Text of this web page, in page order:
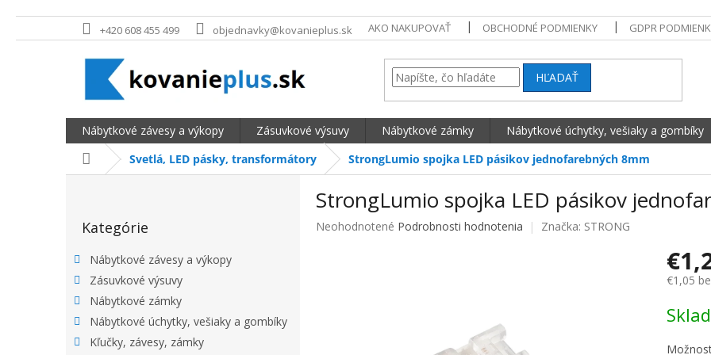
Prejsť na obsah +420 608 455 499 objednavky@kovanieplus.sk AKO NAKUPOVAŤ OBCHODNÉ PODMIENKY GDPR
HĽADAŤ
Nábytkové závesy a výkopy Zásuvkové výsuvy Nábytkové zámky Nábytkové úchytky, vešiaky a gombíky
DomovSvetlá, LED pásky, transformátory StrongLumio spojka LED pásikov jednofarebných 8mm
BOČNÝ PANEL
Kategórie
Nábytkové závesy a výkopy
Zásuvkové výsuvy
Nábytkové zámky
Nábytkové úchytky, vešiaky a gombíky
Kľučky, závesy, zámky
StrongLumio spojka LED pásikov
Priemerné hodnotenie produktu je 0,0 z 5 hviezdičiek.
Neohodnotené Podrobnosti hodnotenia Značka: STRONG
€1,05